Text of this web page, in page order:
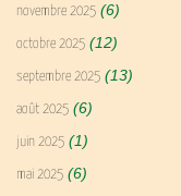
novembre 2025 (6)
octobre 2025 (12)
septembre 2025 (13)
août 2025 (6)
juin 2025 (1)
mai 2025 (6)